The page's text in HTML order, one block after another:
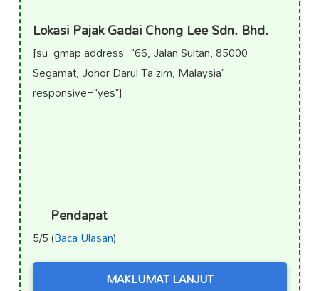
Lokasi Pajak Gadai Chong Lee Sdn. Bhd.
[su_gmap address="66, Jalan Sultan, 85000
Segamat, Johor Darul Ta'zim, Malaysia"
responsive="yes"]
Pendapat
5/5 (Baca Ulasan)
MAKLUMAT LANJUT